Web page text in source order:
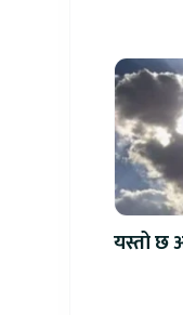
यस्तो छ